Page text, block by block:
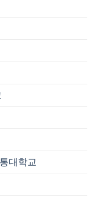
대학교